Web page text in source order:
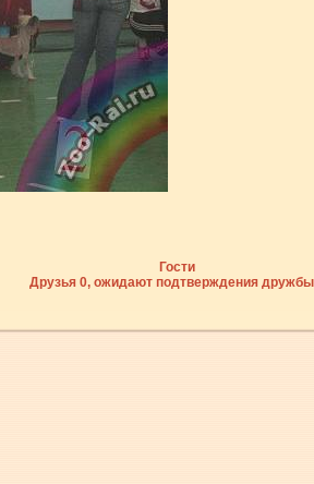
Гости
Друзья 0, ожидают подтверждения